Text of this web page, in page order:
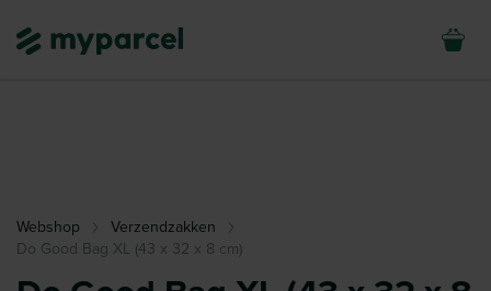
Webshop
Verzendzakken
Do Good Bag XL (43 x 32 x 8 cm)